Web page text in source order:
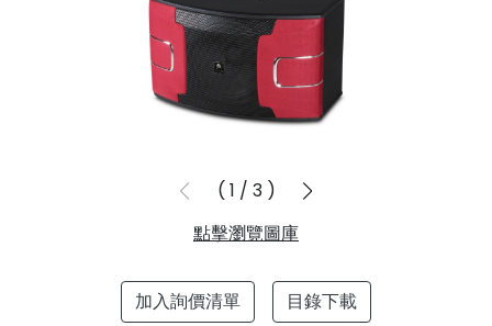
1 / 3
點擊瀏覽圖庫
加入詢價清單 目錄下載